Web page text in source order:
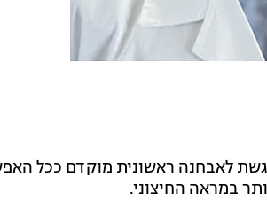
לאבחנה ראשונית מוקדם ככל
במראה החיצוני.